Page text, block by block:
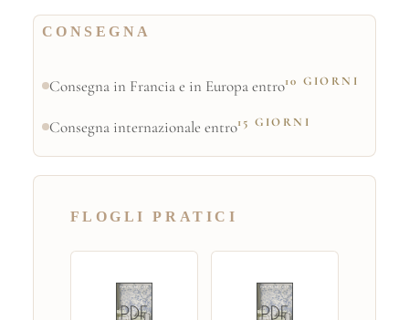
CONSEGNA
Consegna in Francia e in Europa entro10 GIORNI
Consegna internazionale entro15 GIORNI
FLOGLI PRATICI